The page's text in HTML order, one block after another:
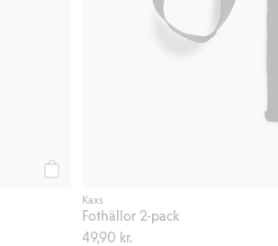
Kaxs
Fothällor 2-pack
49,90 kr.